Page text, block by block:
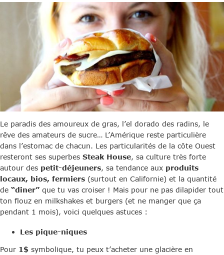
Le paradis des amoureux de gras, l’el dorado des radins, le
rêve des amateurs de sucre… L’Amérique reste particulière
dans l’estomac de chacun. Les particularités de la côte Ouest
resteront ses superbes Steak House, sa culture très forte
autour des petit-déjeuners, sa tendance aux produits
locaux, bios, fermiers (surtout en Californie) et la quantité
de “diner” que tu vas croiser ! Mais pour ne pas dilapider tout
ton flouz en milkshakes et burgers (et ne manger que ça
pendant 1 mois), voici quelques astuces :
Les pique-niques
Pour 1$ symbolique, tu peux t’acheter une glacière en